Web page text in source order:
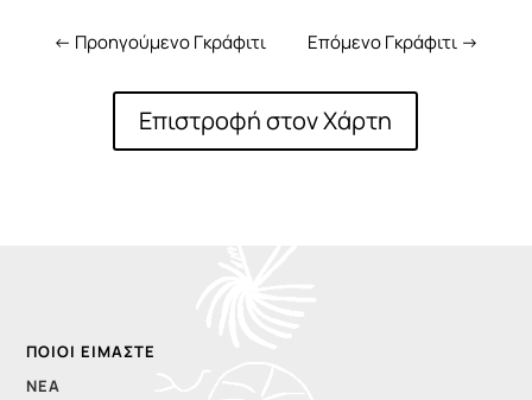
← Προηγούμενο Γκράφιτι Επόμενο Γκράφιτι →
Επιστροφή στον Χάρτη
ΠΟΙΟΙ ΕΊΜΑΣΤΕ
ΝΈΑ